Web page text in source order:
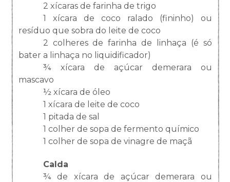
2 xícaras de farinha de trigo
1 xícara de coco ralado (fininho) ou
resíduo que sobra do leite de coco
2 colheres de farinha de linhaça (é só
bater a linhaça no liquidificador)
¾ xícara de açúcar demerara ou
mascavo
½ xícara de óleo
1 xícara de leite de coco
1 pitada de sal
1 colher de sopa de fermento químico
1 colher de sopa de vinagre de maçã
Calda
¾ de xícara de açúcar demerara ou